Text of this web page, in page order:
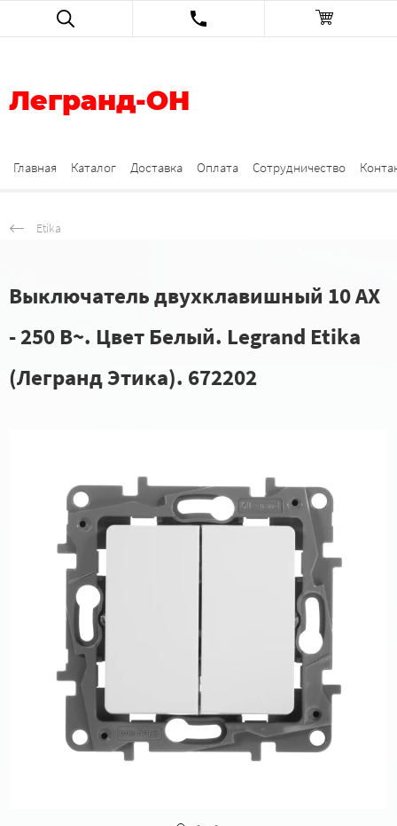
Легранд-ОН
Главная Каталог Доставка Оплата Сотрудничество
Etika
Выключатель двухклавишный 10 AX
- 250 В~. Цвет Белый. Legrand Etika
(Легранд Этика). 672202